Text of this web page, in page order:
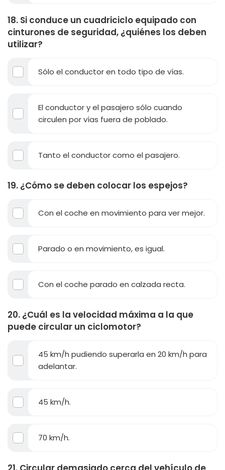
18. Si conduce un cuadriciclo equipado con
cinturones de seguridad, ¿quiénes los deben
utilizar?
Sólo el conductor en todo tipo de vías.
El conductor y el pasajero sólo cuando
circulen por vías fuera de poblado.
Tanto el conductor como el pasajero.
19. ¿Cómo se deben colocar los espejos?
Con el coche en movimiento para ver mejor.
Parado o en movimiento, es igual.
Con el coche parado en calzada recta.
20. ¿Cuál es la velocidad máxima a la que
puede circular un ciclomotor?
45 km/h pudiendo superarla en 20 km/h para
adelantar.
45 km/h.
70 km/h.